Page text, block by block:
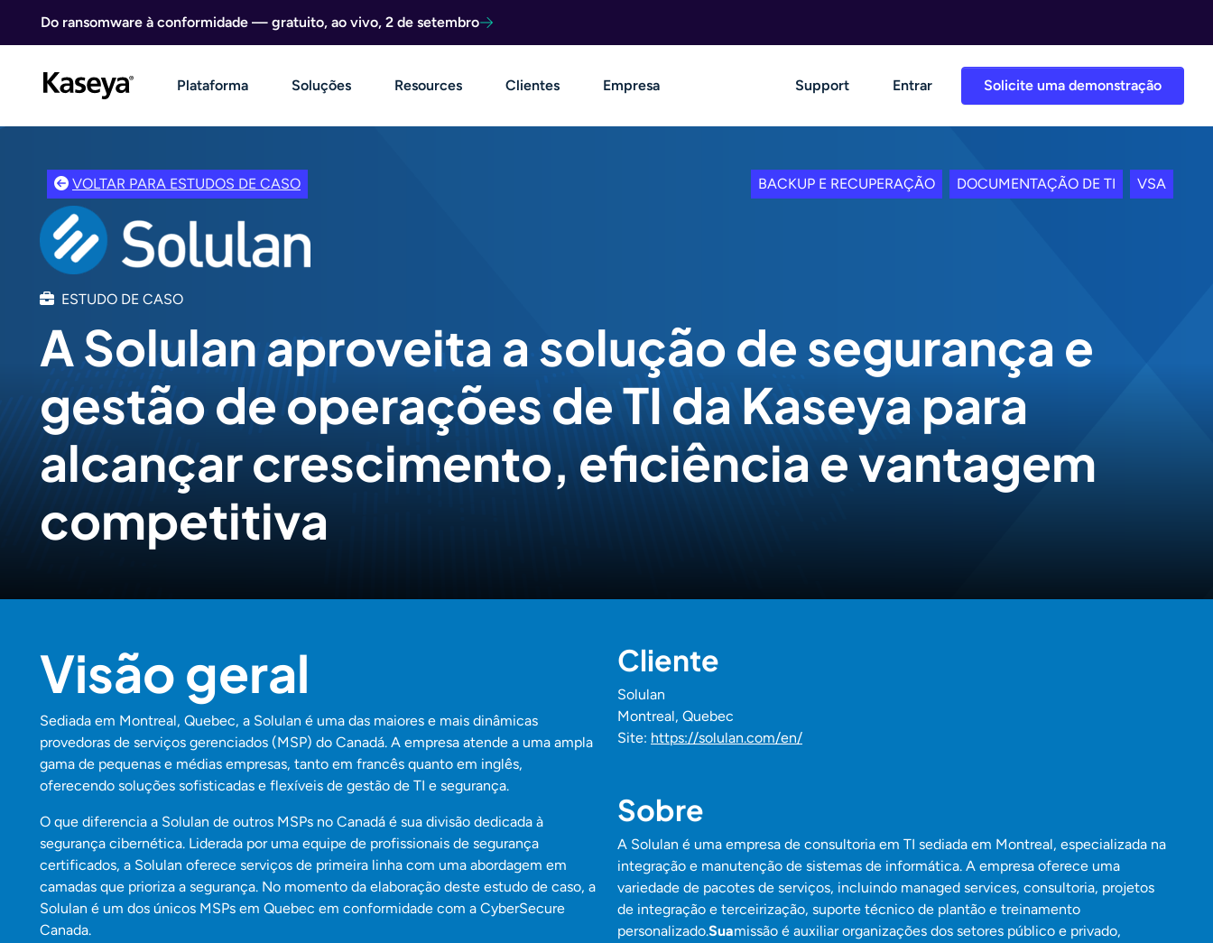
Do ransomware à conformidade — gratuito, ao vivo, 2 de setembro
Solicite uma demonstração
Plataforma Soluções Resources Clientes Empresa Support Entrar
VOLTAR PARA ESTUDOS DE CASO BACKUP E RECUPERAÇÃO DOCUMENTAÇÃO DE TI VSA
ESTUDO DE CASO
A Solulan aproveita a solução de segurança e
gestão de operações de TI da Kaseya para
alcançar crescimento, eficiência e vantagem
competitiva
Visão geral
Sediada em Montreal, Quebec, a Solulan é uma das maiores e mais dinâmicas
provedoras de serviços gerenciados (MSP) do Canadá. A empresa atende a uma ampla
gama de pequenas e médias empresas, tanto em francês quanto em inglês,
oferecendo soluções sofisticadas e flexíveis de gestão de TI e segurança.
O que diferencia a Solulan de outros MSPs no Canadá é sua divisão dedicada à
segurança cibernética. Liderada por uma equipe de profissionais de segurança
certificados, a Solulan oferece serviços de primeira linha com uma abordagem em
camadas que prioriza a segurança. No momento da elaboração deste estudo de caso, a
Solulan é um dos únicos MSPs em Quebec em conformidade com a CyberSecure
Canada.
Cliente
Solulan
Montreal, Quebec
Site: https://solulan.com/en/
Sobre
A Solulan é uma empresa de consultoria em TI sediada em Montreal, especializada na
integração e manutenção de sistemas de informática. A empresa oferece uma
variedade de pacotes de serviços, incluindo managed services, consultoria, projetos
de integração e terceirização, suporte técnico de plantão e treinamento
personalizado.Suamissão é auxiliar organizações dos setores público e privado,